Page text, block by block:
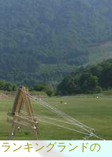
ンキングランドの